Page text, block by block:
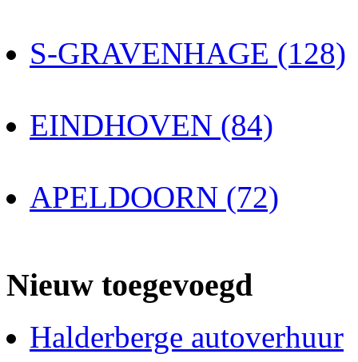
S-GRAVENHAGE (128)
EINDHOVEN (84)
APELDOORN (72)
Nieuw toegevoegd
Halderberge autoverhuur